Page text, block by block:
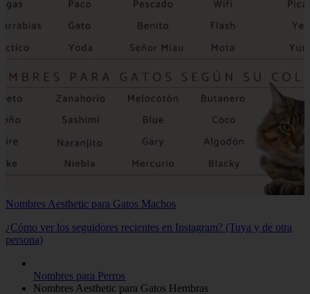
Nombres Aesthetic para Gatos Machos
¿Cómo ver los seguidores recientes en Instagram? (Tuya y de otra
persona)
Nombres para Perros
Nombres Aesthetic para Gatos Hembras